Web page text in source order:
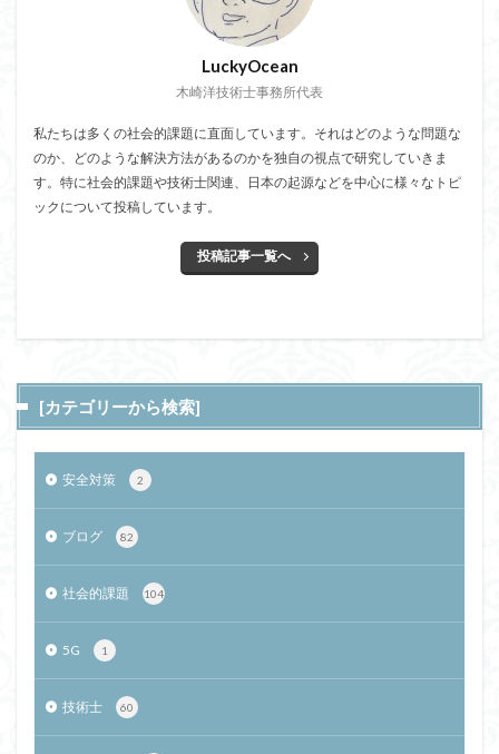
LuckyOcean
木崎洋技術士事務所代表
私たちは多くの社会的課題に直面しています。それはどのような問題な
のか、どのような解決方法があるのかを独自の視点で研究していきま
す。特に社会的課題や技術士関連、日本の起源などを中心に様々なトピ
ックについて投稿しています。
投稿記事一覧へ
[カテゴリーから検索]
安全対策 2
ブログ 82
社会的課題 104
5G 1
技術士 60